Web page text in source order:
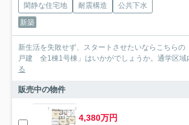
閑静な住宅地 耐震構造
公共下水
新築
新生活を失敗せず、スタートさせたいならこちら
戸建 全1棟1号棟」はいかがでしょうか。通学区域
る
販売中の物件
4,380万円